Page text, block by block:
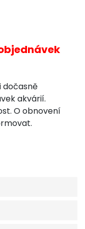
dočasně
akvárií.
O obnovení